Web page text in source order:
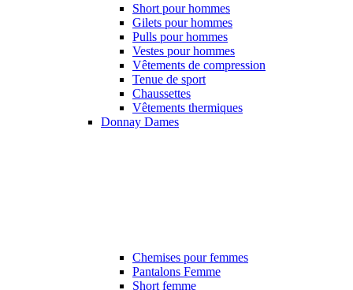
Short pour hommes
Gilets pour hommes
Pulls pour hommes
Vestes pour hommes
Vêtements de compression
Tenue de sport
Chaussettes
Vêtements thermiques
Donnay Dames
Chemises pour femmes
Pantalons Femme
Short femme